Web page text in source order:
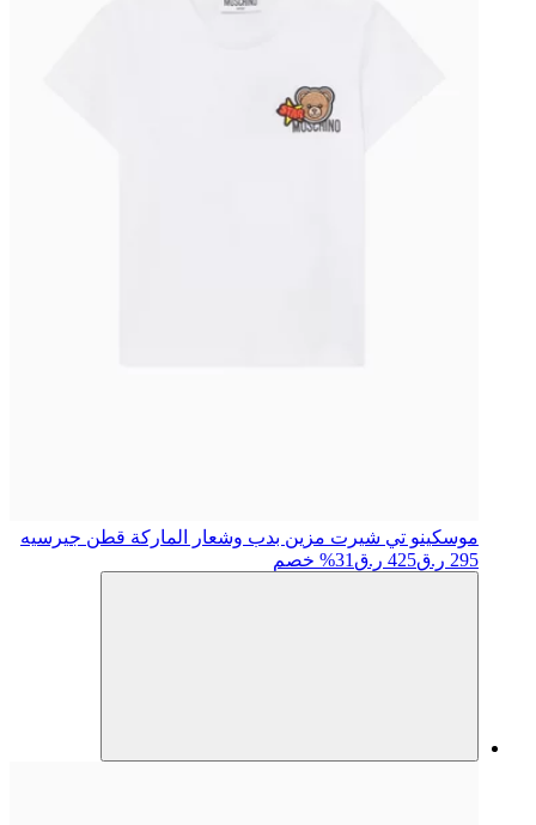
موسكينو تي شيرت مزين بدب وشعار الماركة قطن جيرسيه
295 ر.ق
425 ر.ق 31% خصم